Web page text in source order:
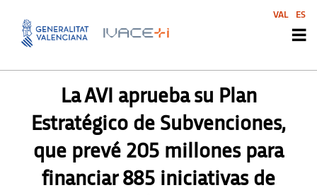
PRENSA
La AVI aprueba su Plan
Estratégico de Subvenciones,
que prevé 205 millones para
financiar 885 iniciativas de
VAL ES